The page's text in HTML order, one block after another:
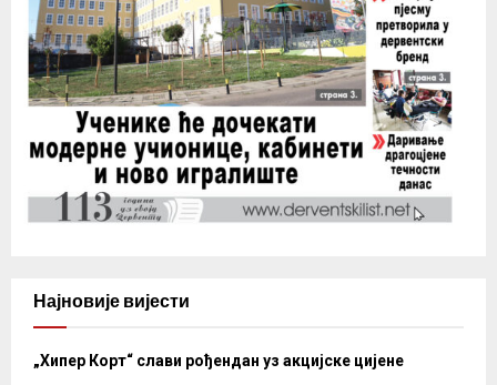
Најновије вијести
„Хипер Корт“ слави рођендан уз акцијске цијене